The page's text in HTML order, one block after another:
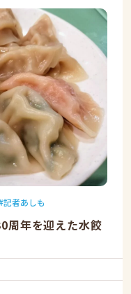
記者あしも
周年を迎えた水餃